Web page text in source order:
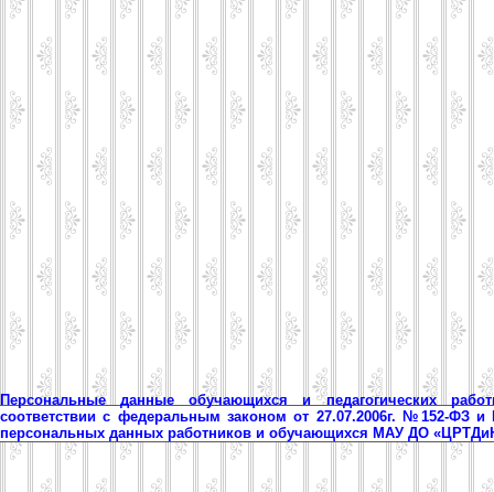
Персональные данные обучающихся и педагогических
соответствии с федеральным законом от 27.07.2006г. №152-ФЗ
персональных данных работников и обучающихся МАУ ДО